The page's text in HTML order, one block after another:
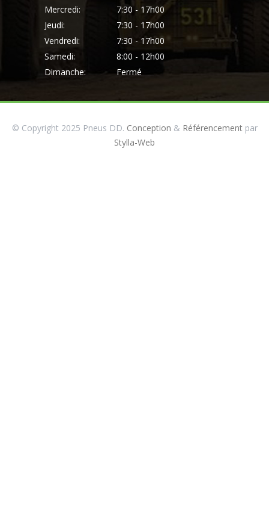
Mercredi:
7:30 - 17h00
Jeudi:
7:30 - 17h00
Vendredi:
7:30 - 17h00
Samedi:
8:00 - 12h00
Dimanche:
Fermé
© Copyright 2025 Pneus DD. Conception & Référencementpar
Stylla-Web